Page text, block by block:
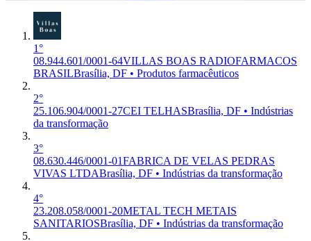
1°
08.944.601/0001-64VILLAS BOAS RADIOFARMACOS
BRASILBrasília, DF • Produtos farmacêuticos
2°
25.106.904/0001-27CEI TELHASBrasília, DF • Indústrias
da transformação
3°
08.630.446/0001-01FABRICA DE VELAS PEDRAS
VIVAS LTDABrasília, DF • Indústrias da transformação
4°
23.208.058/0001-20METAL TECH METAIS
SANITARIOSBrasília, DF • Indústrias da transformação